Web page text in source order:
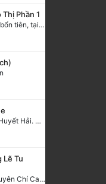
Phần 1
Chương 3929: Nhìn thấy bổn tiên, tại sao không bái?
Chương 3150. Quán bar Huyết Hải. Hết
Lẽ Tu
Chương 1628: Chung Nguyên Chí Cao (2)